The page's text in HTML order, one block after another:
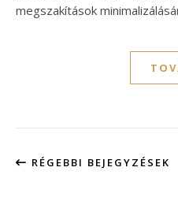
megszakítások
RÉGEBBI BEJEGYZÉSEK